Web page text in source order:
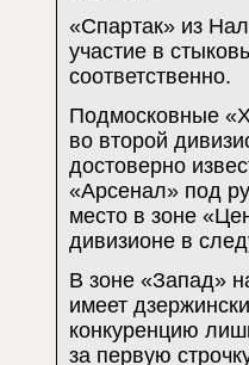
«Спартак» из
участие в
соответственно.
Подмосковные
во второй
достоверно
«Арсенал» под
место в зоне
дивизионе в
В зоне «Запад»
имеет
конкуренцию
за первую